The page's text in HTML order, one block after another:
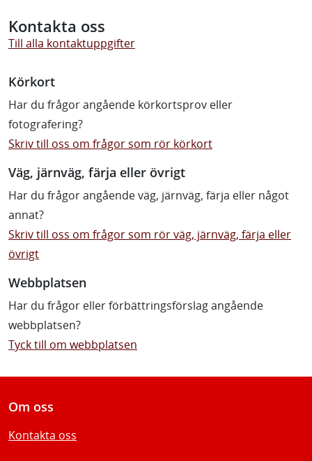
Kontakta oss
Till alla kontaktuppgifter
Körkort
Har du frågor angående körkortsprov eller
fotografering?
Skriv till oss om frågor som rör körkort
Väg, järnväg, färja eller övrigt
Har du frågor angående väg, järnväg, färja eller något
annat?
Skriv till oss om frågor som rör väg, järnväg, färja eller
övrigt
Webbplatsen
Har du frågor eller förbättringsförslag angående
webbplatsen?
Tyck till om webbplatsen
Om oss
Kontakta oss